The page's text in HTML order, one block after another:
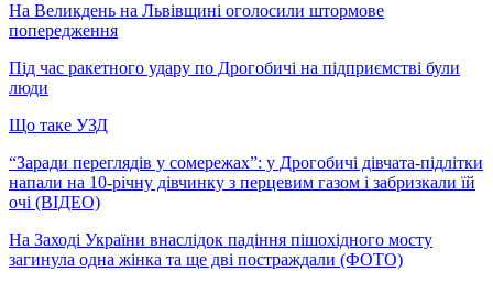
На Великдень на Львівщині оголосили штормове
попередження
Під час ракетного удару по Дрогобичі на підприємстві були
люди
Що таке УЗД
“Заради переглядів у сомережах”: у Дрогобичі дівчата-підлітки
напали на 10-річну дівчинку з перцевим газом і забризкали їй
очі (ВІДЕО)
На Заході України внаслідок падіння пішохідного мосту
загинула одна жінка та ще дві постраждали (ФОТО)